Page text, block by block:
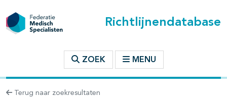
Richtlijnendatabase
ZOEK MENU
Terug naar zoekresultaten
binnen deze richtlijn